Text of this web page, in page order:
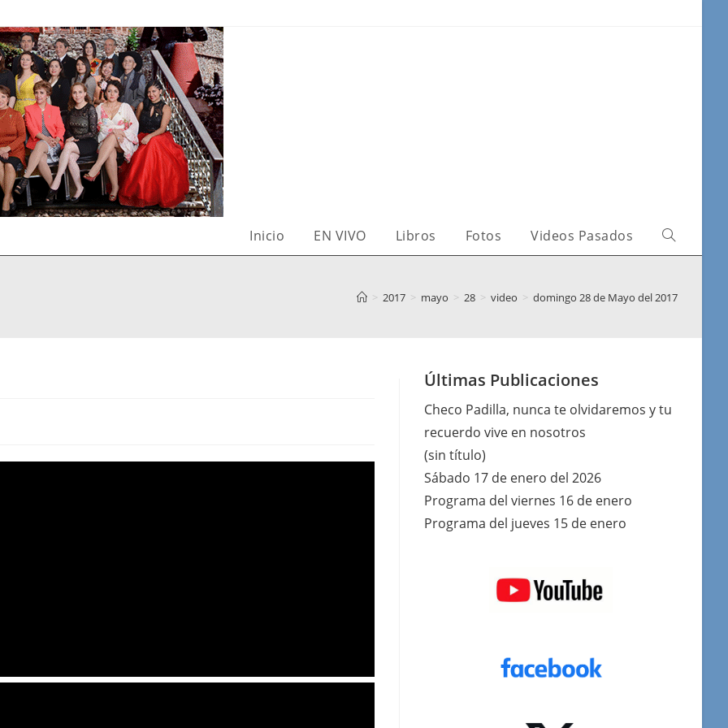
Inicio EN VIVO Libros Fotos Videos Pasados
> 2017 > mayo > 28 > video > domingo 28 de Mayo del 2017
Últimas Publicaciones
Checo Padilla, nunca te olvidaremos y tu
recuerdo vive en nosotros
(sin título)
Sábado 17 de enero del 2026
Programa del viernes 16 de enero
Programa del jueves 15 de enero